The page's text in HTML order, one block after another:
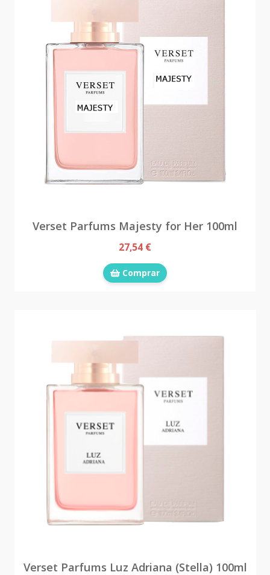
Verset Parfums Majesty for Her 100ml
27,54 €
Comprar
Verset Parfums Luz Adriana (Stella) 100ml